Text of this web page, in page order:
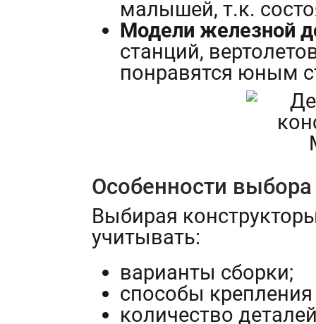
малышей, т.к.
Модели железной
станций,
понравятся юным
Особенности выбора
Выбирая
учитывать:
варианты сборки;
способы
количество